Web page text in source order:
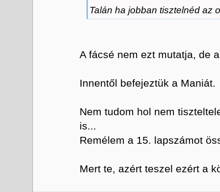
Talán ha jobban tisztelnéd az
A fácsé nem ezt mutatja, de
Innentől befejeztük a Maniát.
Nem tudom hol nem
is...
Remélem a 15. lapszámot
Mert te, azért teszel ezért a